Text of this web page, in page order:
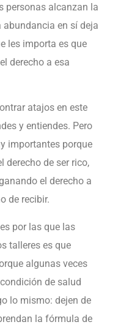
personas alcanzan la
abundancia en sí deja
les importa es que
derecho a esa
atajos en este
y entiendes. Pero
importantes porque
derecho de ser rico,
el derecho a
de recibir.
por las que las
talleres es que
algunas veces
de salud
lo mismo: dejen de
la fórmula de